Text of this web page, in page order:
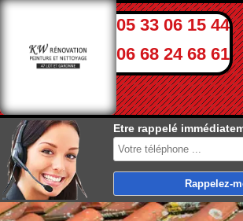
05 33 06 15 44
06 68 24 68 61
Etre rappelé